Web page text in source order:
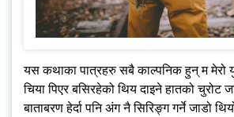
यस कथाका पात्रहरु सबै काल्पनिक हुन् म मेरो
चिया पिएर बसिरहेको थिय दाइने हातको चुरोट
बाताबरण हेर्दा पनि अंग नै सिरिङ्ग गर्ने जाडो